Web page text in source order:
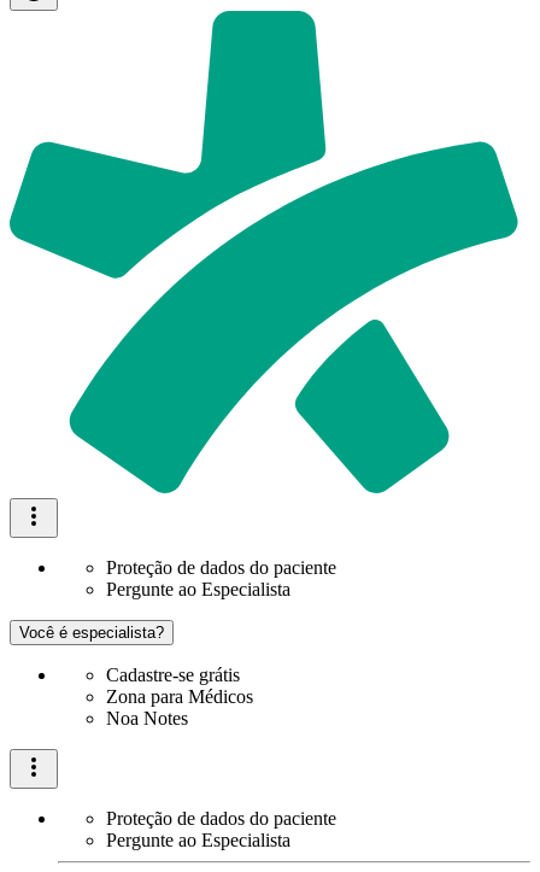
Proteção de dados do paciente
Pergunte ao Especialista
Você é especialista?
Cadastre-se grátis
Zona para Médicos
Noa Notes
Proteção de dados do paciente
Pergunte ao Especialista